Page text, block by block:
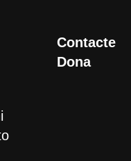
Contacte
Dona